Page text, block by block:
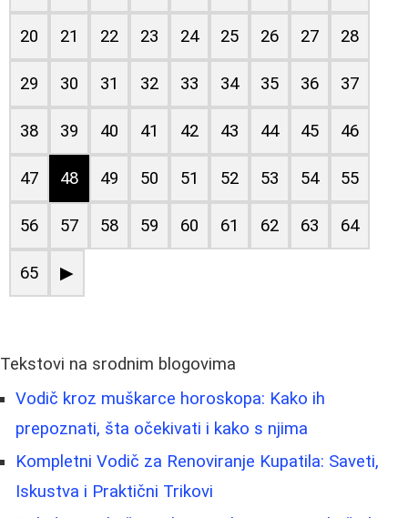
20 21 22 23 24 25 26 27 28
29 30 31 32 33 34 35 36 37
38 39 40 41 42 43 44 45 46
47 48 49 50 51 52 53 54 55
56 57 58 59 60 61 62 63 64
65 ▶
Tekstovi na srodnim blogovima
Vodič kroz muškarce horoskopa: Kako ih
prepoznati, šta očekivati i kako s njima
Kompletni Vodič za Renoviranje Kupatila: Saveti,
Iskustva i Praktični Trikovi